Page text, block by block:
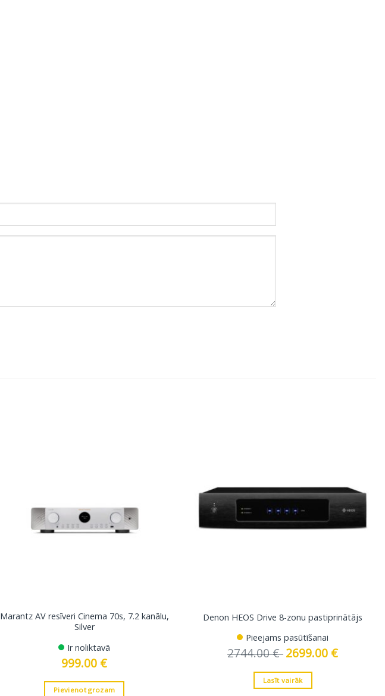
Marantz AV resīveri Cinema 70s, 7.2 kanālu,
Silver
Ir noliktavā
999.00 €
Pievienot grozam
Denon HEOS Drive 8-zonu pastiprinātājs
Pieejams pasūtīšanai
2744.00€ Original
price
2744.00 €.
2699.00 €Current
price
Lasīt vairāk